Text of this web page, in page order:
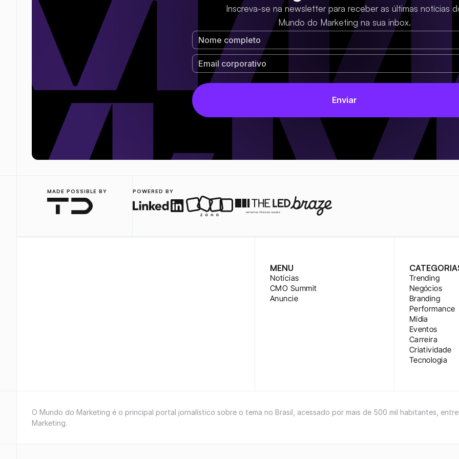
Inscreva-se na newsletter para receber as últimas notícias
Mundo do Marketing na sua inbox.
MADE POSSIBLE BY POWERED BY
MENU
Notícias
CMO Summit
Anuncie
Trending
Negócios
Branding
Performance
Mídia
Eventos
Carreira
Criatividade
Tecnologia
O Mundo do Marketing é o principal portal jornalístico sobre o tema no Brasil, acessado por mais de 500 mil habitantes,
Marketing.